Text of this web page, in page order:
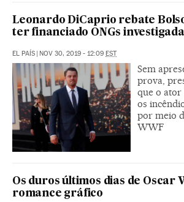
Leonardo DiCaprio rebate
ter financiado ONGs
EL PAÍS | NOV 30, 2019 - 12:09 EST
Sem
prova,
que o ator
os
por meio
WWF
Os duros últimos dias de Oscar
romance gráfico